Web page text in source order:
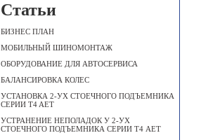
Статьи
БИЗНЕС ПЛАН
МОБИЛЬНЫЙ ШИНОМОНТАЖ
ОБОРУДОВАНИЕ ДЛЯ АВТОСЕРВИСА
БАЛАНСИРОВКА КОЛЕС
УСТАНОВКА 2-УХ СТОЕЧНОГО ПОДЪЕМНИКА
СЕРИИ T4 AET
УСТРАНЕНИЕ НЕПОЛАДОК У 2-УХ
СТОЕЧНОГО ПОДЪЕМНИКА СЕРИИ Т4 АЕТ